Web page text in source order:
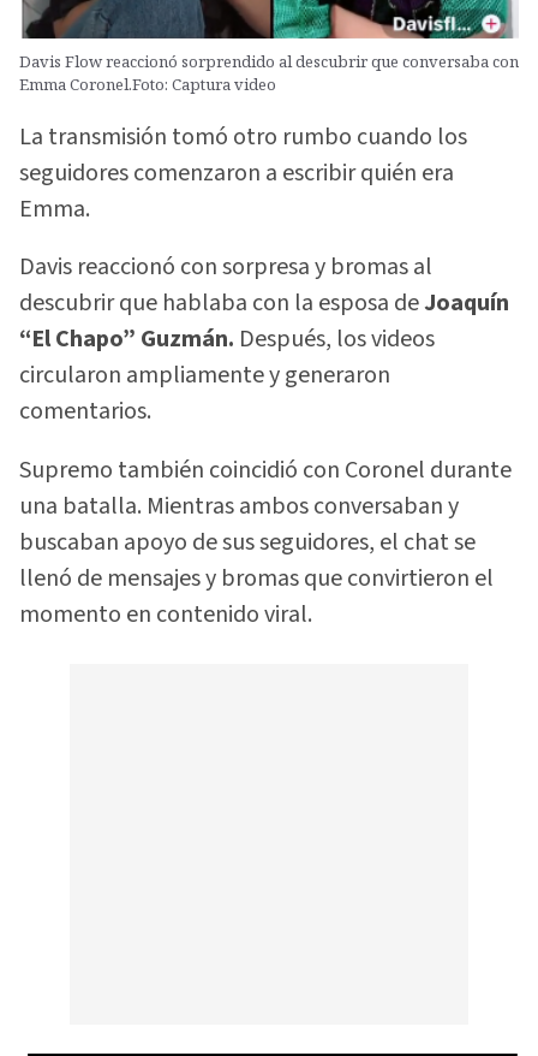
Davis Flow reaccionó sorprendido al descubrir que conversaba con
Emma Coronel.Foto: Captura video
La transmisión tomó otro rumbo cuando los
seguidores comenzaron a escribir quién era
Emma.
Davis reaccionó con sorpresa y bromas al
descubrir que hablaba con la esposa deJoaquín
“El Chapo” Guzmán. Después, los videos
circularon ampliamente y generaron
comentarios.
Supremo también coincidió con Coronel durante
una batalla. Mientras ambos conversaban y
buscaban apoyo de sus seguidores, el chat se
llenó de mensajes y bromas que convirtieron el
momento en contenido viral.